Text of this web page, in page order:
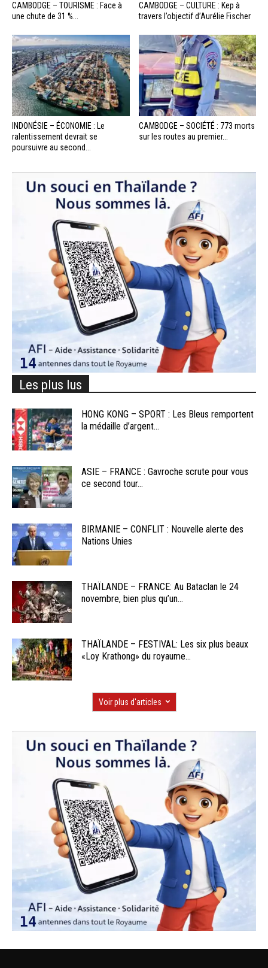
CAMBODGE – TOURISME : Face à
une chute de 31 %...
CAMBODGE – CULTURE : Kep à
travers l’objectif d’Aurélie Fischer
INDONÉSIE – ÉCONOMIE : Le
ralentissement devrait se
poursuivre au second...
CAMBODGE – SOCIÉTÉ : 773 morts
sur les routes au premier...
Les plus lus
HONG KONG – SPORT : Les Bleus remportent
la médaille d’argent...
ASIE – FRANCE : Gavroche scrute pour vous
ce second tour...
BIRMANIE – CONFLIT : Nouvelle alerte des
Nations Unies
THAÏLANDE – FRANCE: Au Bataclan le 24
novembre, bien plus qu’un...
THAÏLANDE – FESTIVAL: Les six plus beaux
«Loy Krathong» du royaume...
Voir plus d'articles